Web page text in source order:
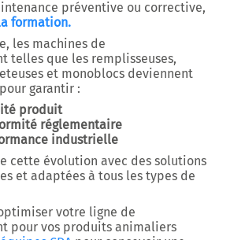
préventive ou corrective,
formation.
les machines de
telles que les remplisseuses,
et monoblocs deviennent
garantir :
produit
réglementaire
industrielle
cette évolution avec des solutions
et adaptées à tous les types de
votre ligne de
pour vos produits animaliers